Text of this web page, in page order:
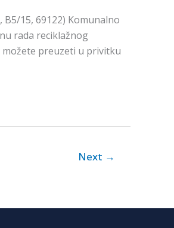
15, 69122) Komunalno
rada reciklažnog
preuzeti u privitku
Next →